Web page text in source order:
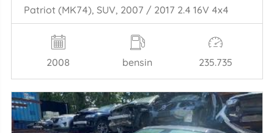
Patriot (MK74), SUV, 2007 / 2017 2.4 16V 4x4
2008 bensin 235.735